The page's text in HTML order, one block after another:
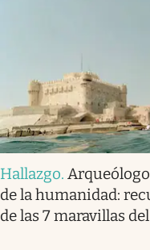
Hallazgo.
de la humanidad:
de las 7 maravillas